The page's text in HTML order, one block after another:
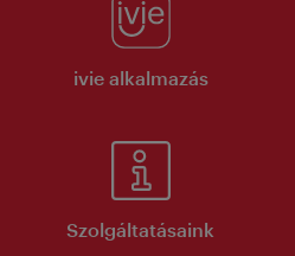
ivie alkalmazás
Szolgáltatásaink